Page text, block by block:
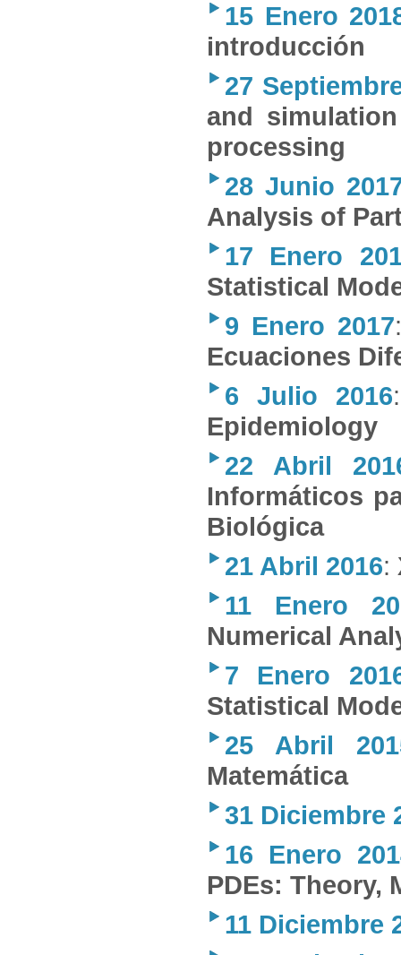
15 Enero
introducción
27
and
processing
28 Junio
Analysis of
17 Enero
Statistical
9 Enero 2017
Ecuaciones
6 Julio 2016
Epidemiology
22 Abril
Informáticos
Biológica
21 Abril 2016:
11 Enero
Numerical
7 Enero
Statistical
25 Abril
Matemática
31 Diciembre
16 Enero
PDEs: Theory,
11 Diciembre